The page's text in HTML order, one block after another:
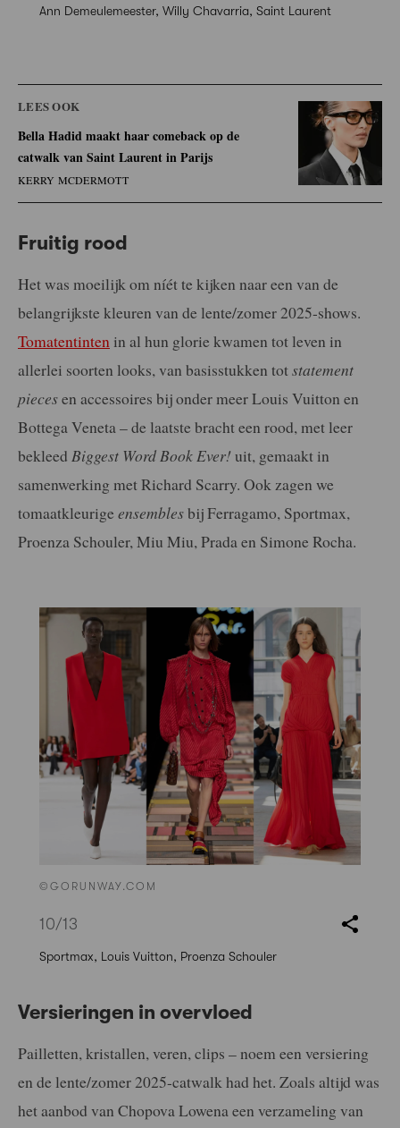
Ann Demeulemeester, Willy Chavarria, Saint Laurent
LEES OOK
Bella Hadid maakt haar comeback op de
catwalk van Saint Laurent in Parijs
KERRY MCDERMOTT
Fruitig rood
Het was moeilijk om níét te kijken naar een van de
belangrijkste kleuren van de lente/zomer 2025-shows.
Tomatentinten in al hun glorie kwamen tot leven in
allerlei soorten looks, van basisstukken totstatement
piecesen accessoires bij onder meer Louis Vuitton en
Bottega Veneta – de laatste bracht een rood, met leer
bekleed Biggest Word Book Ever! uit, gemaakt in
samenwerking met Richard Scarry. Ook zagen we
tomaatkleurige ensemblesbij Ferragamo, Sportmax,
Proenza Schouler, Miu Miu, Prada en Simone Rocha.
©GORUNWAY.COM
10/13
Sportmax, Louis Vuitton, Proenza Schouler
Versieringen in overvloed
Pailletten, kristallen, veren, clips – noem een versiering
en de lente/zomer 2025-catwalk had het. Zoals altijd was
het aanbod van Chopova Lowena een verzameling van